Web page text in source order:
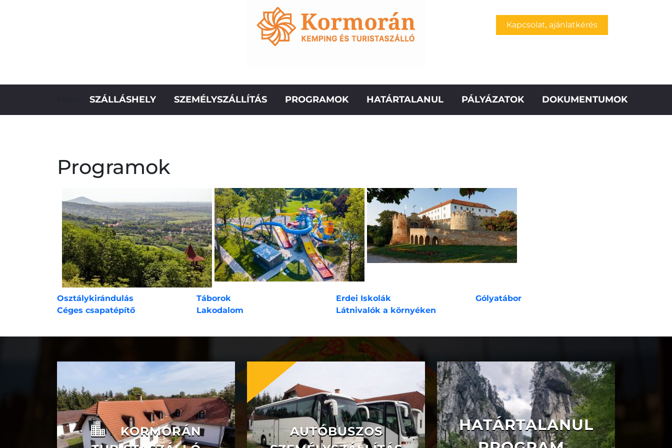
Kapcsolat, ajánlatkérés
SZÁLLÁSHELY SZEMÉLYSZÁLLÍTÁS PROGRAMOK HATÁRTALANUL PÁLYÁZATOK DOKUMENTUMOK
Programok
Osztálykirándulás Táborok Erdei Iskolák
Gólyatábor
Céges csapatépítő
Lakodalom Látnivalók a környéken
KORMORÁN
AUTÓBUSZOS
HATÁRTALANUL